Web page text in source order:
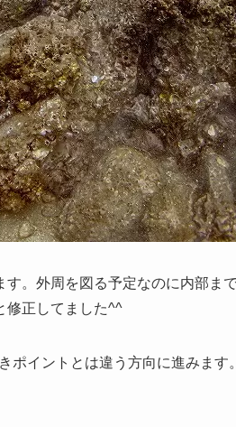
。外周を図る予定なのに内部ま
修正してました^^
ポイントとは違う方向に進みます